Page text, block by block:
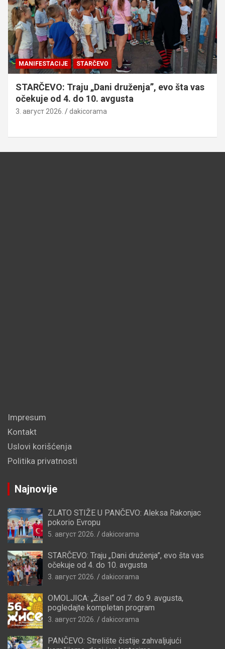
MANIFESTACIJE
OMOLJICA: „Žisel“ od 7. do 9. avgusta,
pogledajte kompletan program
3. август 2026. dakicorama
Impresum
Kontakt
Uslovi korišćenja
Politika privatnosti
Najnovije
ZLATO STIŽE U PANČEVO: Aleksa Rakonjac
pokorio Evropu
5. август 2026. dakicorama
STARČEVO: Traju „Dani druženja”, evo šta vas
očekuje od 4. do 10. avgusta
3. август 2026. dakicorama
OMOLJICA: „Žisel“ od 7. do 9. avgusta,
pogledajte kompletan program
3. август 2026. dakicorama
PANČEVO: Strelište čistije zahvaljujući